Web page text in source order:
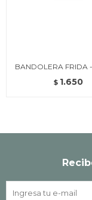
BANDOLERA FRIDA
$ 1.650